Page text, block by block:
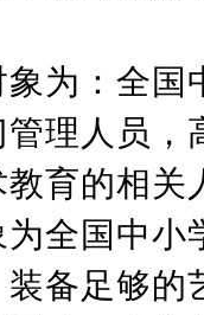
为：全
管理人员
育的相关
全国中
备足够